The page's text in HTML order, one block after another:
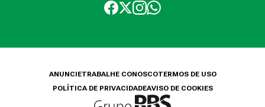
ANUNCIETRABALHE CONOSCOTERMOS DE USO
POLÍTICA DE PRIVACIDADEAVISO DE COOKIES